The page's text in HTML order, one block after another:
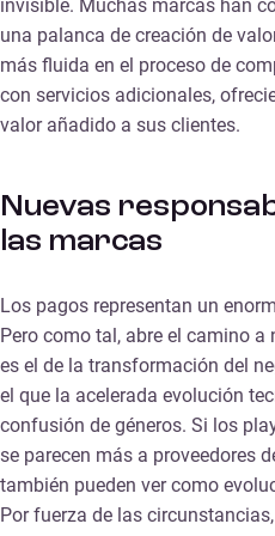
invisible. Muchas marcas han
una palanca de creación de
más fluida en el proceso de
con servicios adicionales,
valor añadido a sus clientes.
Nuevas
las marcas
Los pagos representan un
Pero como tal, abre el camino a
es el de la transformación del
el que la acelerada evolución
confusión de géneros. Si los
se parecen más a proveedores
también pueden ver como
Por fuerza de las